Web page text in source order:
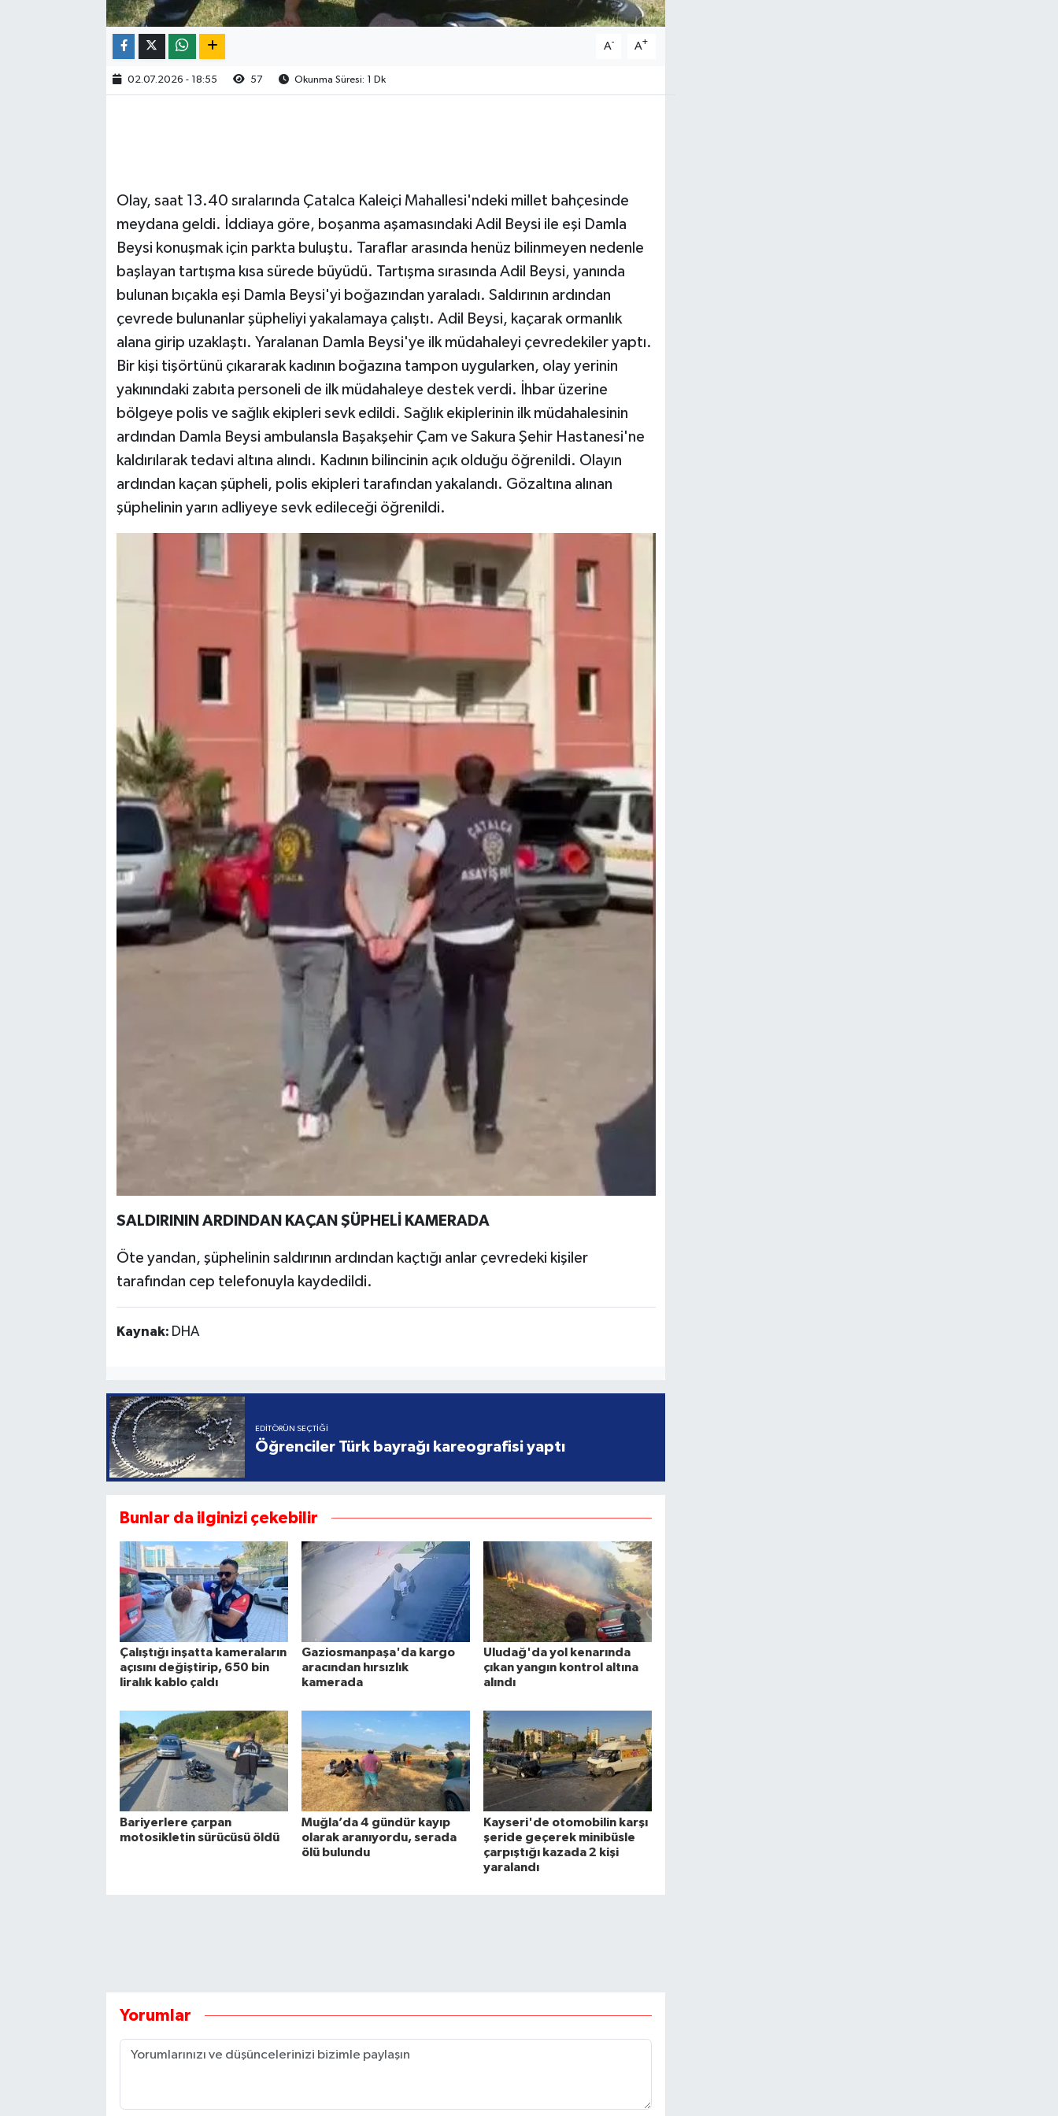
A- A+
02.07.2026 - 18:55 57 Okunma Süresi: 1 Dk
Olay, saat 13.40 sıralarında Çatalca Kaleiçi Mahallesi'ndeki millet bahçesinde
meydana geldi. İddiaya göre, boşanma aşamasındaki Adil Beysi ile eşi Damla
Beysi konuşmak için parkta buluştu. Taraflar arasında henüz bilinmeyen nedenle
başlayan tartışma kısa sürede büyüdü. Tartışma sırasında Adil Beysi, yanında
bulunan bıçakla eşi Damla Beysi'yi boğazından yaraladı. Saldırının ardından
çevrede bulunanlar şüpheliyi yakalamaya çalıştı. Adil Beysi, kaçarak ormanlık
alana girip uzaklaştı. Yaralanan Damla Beysi'ye ilk müdahaleyi çevredekiler yaptı.
Bir kişi tişörtünü çıkararak kadının boğazına tampon uygularken, olay yerinin
yakınındaki zabıta personeli de ilk müdahaleye destek verdi. İhbar üzerine
bölgeye polis ve sağlık ekipleri sevk edildi. Sağlık ekiplerinin ilk müdahalesinin
ardından Damla Beysi ambulansla Başakşehir Çam ve Sakura Şehir Hastanesi'ne
kaldırılarak tedavi altına alındı. Kadının bilincinin açık olduğu öğrenildi. Olayın
ardından kaçan şüpheli, polis ekipleri tarafından yakalandı. Gözaltına alınan
şüphelinin yarın adliyeye sevk edileceği öğrenildi.
SALDIRININ ARDINDAN KAÇAN ŞÜPHELİ KAMERADA
Öte yandan, şüphelinin saldırının ardından kaçtığı anlar çevredeki kişiler
tarafından cep telefonuyla kaydedildi.
Kaynak: DHA
EDITÖRÜN SEÇTIĞI
Öğrenciler Türk bayrağı kareografisi yaptı
Bunlar da ilginizi çekebilir
Çalıştığı inşatta kameraların
açısını değiştirip, 650 bin
liralık kablo çaldı
Gaziosmanpaşa'da kargo
aracından hırsızlık
kamerada
Uludağ'da yol kenarında
çıkan yangın kontrol altına
alındı
Bariyerlere çarpan
motosikletin sürücüsü öldü
Muğla’da 4 gündür kayıp
olarak aranıyordu, serada
ölü bulundu
Kayseri'de otomobilin karşı
şeride geçerek minibüsle
çarpıştığı kazada 2 kişi
yaralandı
Yorumlar